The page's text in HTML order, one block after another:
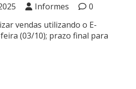
Informes
0
vendas utilizando o E-
(03/10); prazo final para